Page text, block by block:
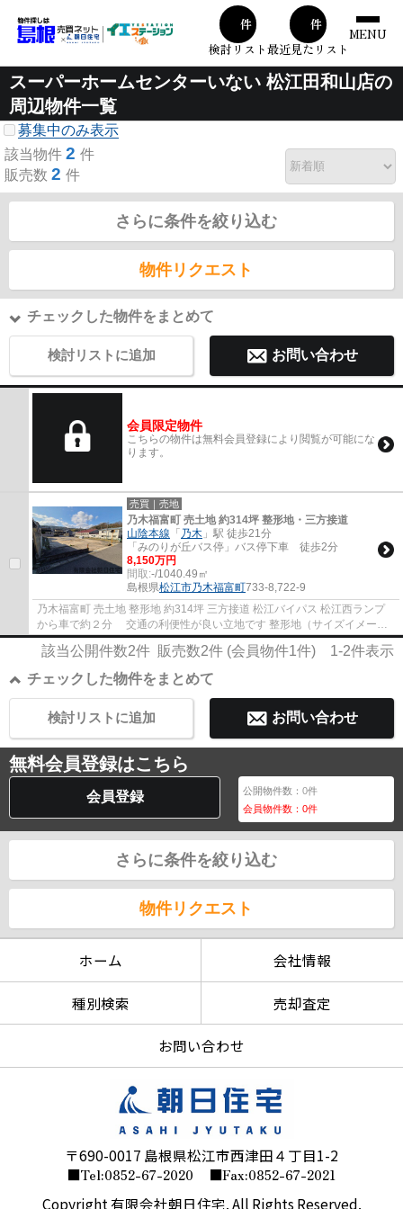
00件
検討リスト
00件
最近見たリスト
MENU
スーパーホームセンターいない 松江田和山店の
周辺物件一覧
募集中のみ表示
該当物件 2 件
販売数 2 件
さらに条件を絞り込む
物件リクエスト
チェックした物件をまとめて
検討リストに追加 お問い合わせ
会員限定物件
こちらの物件は無料会員登録により閲覧が可能にな
ります。
売買｜売地
乃木福富町 売土地 約314坪 整形地・三方接道
山陰本線 「乃木 」駅 徒歩21分
「みのりが丘バス停」バス停下車 徒歩2分
8,150万円
間取:-/1040.49㎡
島根県松江市乃木福富町733-8,722-9
乃木福富町 売土地 整形地 約314坪 三方接道 松江バイパス 松江西ランプ
から車で約２分 交通の利便性が良い立地です 整形地（サイズイメージ
は、南北35ｍ×東西30m） ※詳細は地積測量...
該当公開件数2件 販売数2件 (会員物件1件) 1-2件表示
チェックした物件をまとめて
お問い合わせ
検討リストに追加
無料会員登録はこちら
会員登録 公開物件数：0件
会員物件数：0件
さらに条件を絞り込む
物件リクエスト
ホーム 会社情報
種別検索 売却査定
お問い合わせ
〒690-0017 島根県松江市西津田４丁目1-2
■Tel:0852-67-2020 ■Fax:0852-67-2021
Copyright 有限会社朝日住宅. All Rights Reserved.